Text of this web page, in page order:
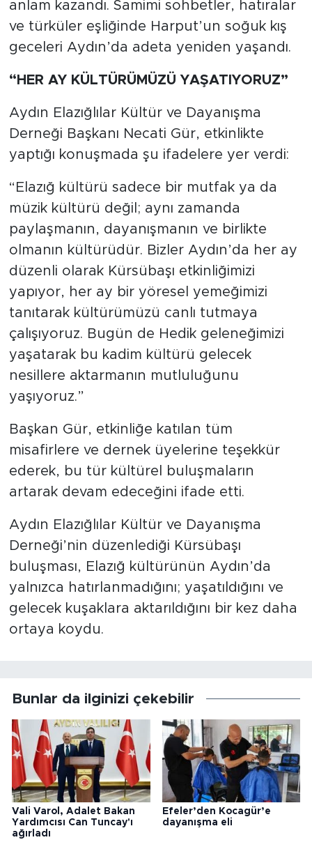
anlam kazandı. Samimi sohbetler, hatıralar
ve türküler eşliğinde Harput’un soğuk kış
geceleri Aydın’da adeta yeniden yaşandı.
“HER AY KÜLTÜRÜMÜZÜ YAŞATIYORUZ”
Aydın Elazığlılar Kültür ve Dayanışma
Derneği Başkanı Necati Gür, etkinlikte
yaptığı konuşmada şu ifadelere yer verdi:
“Elazığ kültürü sadece bir mutfak ya da
müzik kültürü değil; aynı zamanda
paylaşmanın, dayanışmanın ve birlikte
olmanın kültürüdür. Bizler Aydın’da her ay
düzenli olarak Kürsübaşı etkinliğimizi
yapıyor, her ay bir yöresel yemeğimizi
tanıtarak kültürümüzü canlı tutmaya
çalışıyoruz. Bugün de Hedik geleneğimizi
yaşatarak bu kadim kültürü gelecek
nesillere aktarmanın mutluluğunu
yaşıyoruz.”
Başkan Gür, etkinliğe katılan tüm
misafirlere ve dernek üyelerine teşekkür
ederek, bu tür kültürel buluşmaların
artarak devam edeceğini ifade etti.
Aydın Elazığlılar Kültür ve Dayanışma
Derneği’nin düzenlediği Kürsübaşı
buluşması, Elazığ kültürünün Aydın’da
yalnızca hatırlanmadığını; yaşatıldığını ve
gelecek kuşaklara aktarıldığını bir kez daha
ortaya koydu.
Bunlar da ilginizi çekebilir
Vali Varol, Adalet Bakan
Yardımcısı Can Tuncay'ı
ağırladı
Efeler’den Kocagür’e
dayanışma eli